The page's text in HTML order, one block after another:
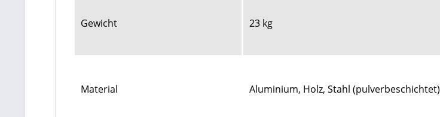
Gewicht 23 kg
Material Aluminium, Holz, Stahl (pulverbeschichtet)